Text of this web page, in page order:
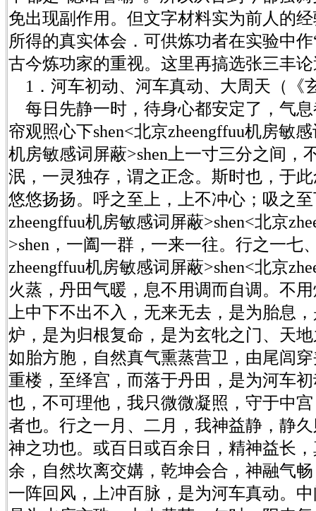
免出现副作用。但文字材料实为前人的
所得的真实体会．可供炼功者在实验中
古今炼功家的重视。这里再搞选张三丰
1．河车初动、河车真动、大周天（《
每日先静一时，待身心都安定了，气
帘观照心下shen<北京zheengffuu机房敏
机房敏感词屏蔽>shen上一寸三分之间，
泯，一灵独存，谓之正念。斯时也，于
悠悠扬扬。呼之至上，上不冲心；吸之
zheengffuu机房敏感词屏蔽>shen<北京
>shen，一阖一群，一来一往。行之一七
zheengffuu机房敏感词屏蔽>shen<北京
火蒸，丹田气暖，息不用调而自调。不
上中下不出不入，无来无去，是为胎息
炉，是为归根复命，是为玄牝之门、天
如胎方胞，自然真气熏蒸营卫，由尾闾
重楼，至绎宫，而落于丹田，是为河车
也，不可理他，我只微微凝照，守于中
者也。行之一月、二月，我神益静，静
神之功也。或百日或百余日，精神益长
余，自然坎离交媾，乾坤会合，神融气
一阵回风，上冲百脉，是为河车真动。